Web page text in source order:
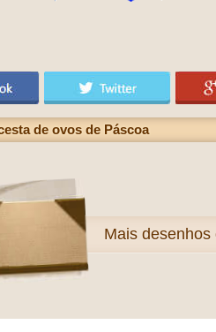
de ovos de Páscoa
Mais desenhos